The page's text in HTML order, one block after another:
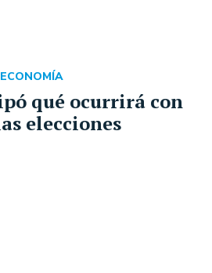
qué ocurrirá con
elecciones
ECONOMÍA